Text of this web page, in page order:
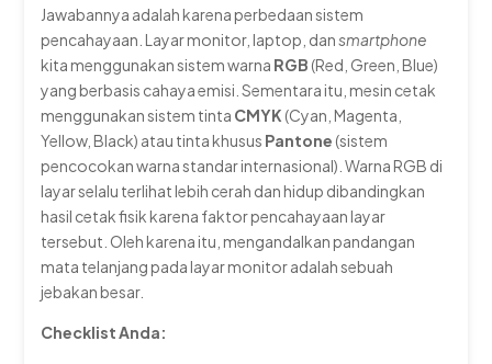
Jawabannya adalah karena perbedaan sistem
pencahayaan. Layar monitor, laptop, dansmartphone
kita menggunakan sistem warna RGB (Red, Green, Blue)
yang berbasis cahaya emisi. Sementara itu, mesin cetak
menggunakan sistem tinta CMYK (Cyan, Magenta,
Yellow, Black) atau tinta khusus Pantone (sistem
pencocokan warna standar internasional). Warna RGB di
layar selalu terlihat lebih cerah dan hidup dibandingkan
hasil cetak fisik karena faktor pencahayaan layar
tersebut. Oleh karena itu, mengandalkan pandangan
mata telanjang pada layar monitor adalah sebuah
jebakan besar.
Checklist Anda: